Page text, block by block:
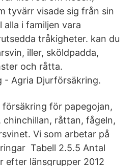
tyvärr visade sig från sin
i familjen vara
tråkigheter. kan du
iller, sköldpadda,
och råtta.
- Agria Djurförsäkring.
för papegojan,
chinchillan, råttan, fågeln,
Vi som arbetar på
Tabell 2.5.5 Antal
efter länsgrupper 2012